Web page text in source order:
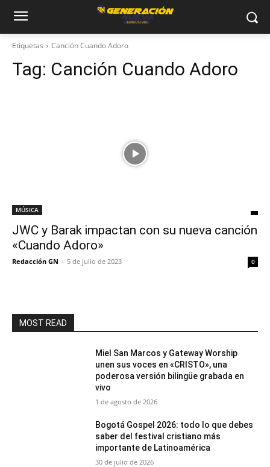
Etiquetas Canción Cuando Adoro
Tag: Canción Cuando Adoro
MÚSICA
JWC y Barak impactan con su nueva canción
«Cuando Adoro»
Redacción GN - 5 de julio de 2023 0
MOST READ
Miel San Marcos y Gateway Worship
unen sus voces en «CRISTO», una
poderosa versión bilingüe grabada en
vivo
1 de agosto de 2026
Bogotá Gospel 2026: todo lo que debes
saber del festival cristiano más
importante de Latinoamérica
30 de julio de 2026